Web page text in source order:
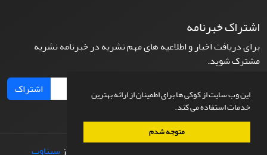
این وب سایت از کوکی ها برای اطمینان از ارائه بهترین
خدمات استفاده می کند.
متوجه شدم
اشتراک خبرنامه
برای دریافت اخبار و اطلاعیه های مهم نشریه در خبرنامه نشریه
مشترک شوید.
اشتراک
طراحی و پیاده سازی از سیناوب